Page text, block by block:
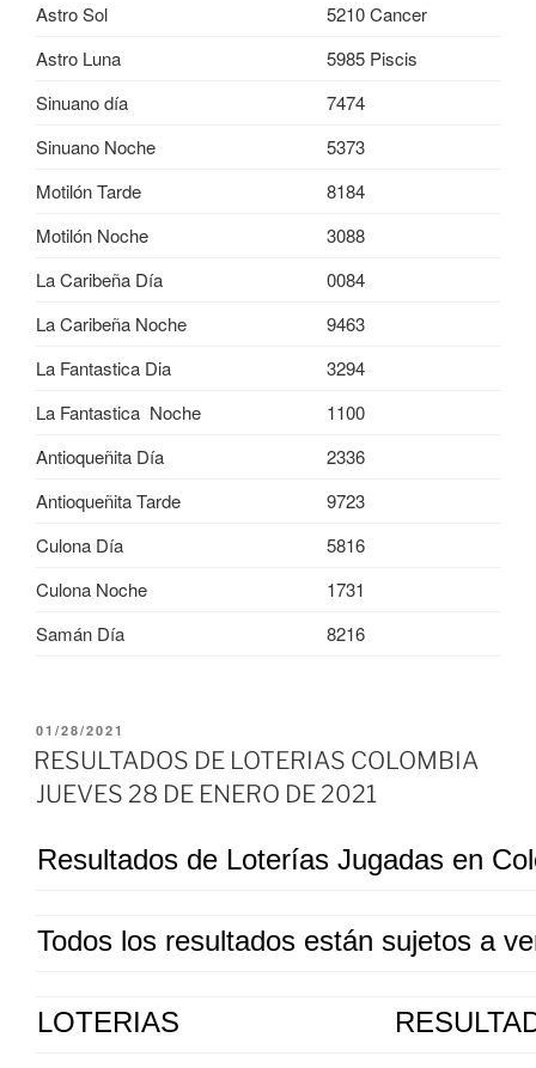
Astro Sol
5210 Cancer
Astro Luna
5985 Piscis
Sinuano día
7474
Sinuano Noche
5373
Motilón Tarde
8184
Motilón Noche
3088
La Caribeña Día
0084
La Caribeña Noche
9463
La Fantastica Dia
3294
La Fantastica Noche
1100
Antioqueñita Día
2336
Antioqueñita Tarde
9723
Culona Día
5816
Culona Noche
1731
Samán Día
8216
PUBLICADO
EL
01/28/2021
RESULTADOS DE LOTERIAS COLOMBIA
JUEVES 28 DE ENERO DE 2021
Resultados de Loterías Jugadas en
Todos los resultados están sujetos a
LOTERIAS